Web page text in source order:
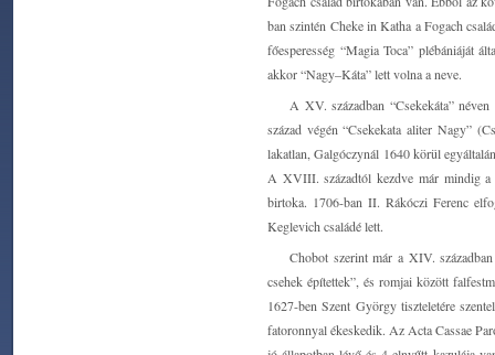
ban szintén Cheke in Katha a Fogach
főesperesség “Magia Toca” plébániáját
akkor “Nagy–Káta” lett volna a neve.
A XV. században “Csekekáta”
század végén “Csekekata aliter Nagy”
lakatlan, Galgóczynál 1640 körül
A XVIII. századtól kezdve már mindig a
birtoka. 1706-ban II. Rákóczi Ferenc
Keglevich családé lett.
Chobot szerint már a XIV.
csehek építettek”, és romjai között
1627-ben Szent György tiszteletére
fatoronnyal ékeskedik. Az Acta Cassae